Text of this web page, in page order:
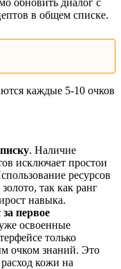
в общем списке.
каждые 5-10 очков
. Наличие
исключает простои
ресурсов
так как ранг
навыка.
первое
освоенные
только
очком знаний. Это
кожи на